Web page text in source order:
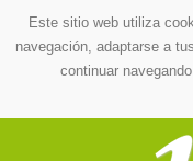
Este sitio web utiliza
navegación, adaptarse a
continuar